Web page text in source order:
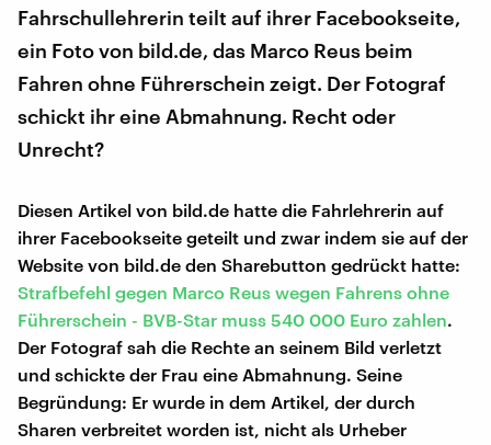
Fahrschullehrerin teilt auf ihrer Facebookseite,
ein Foto von bild.de, das Marco Reus beim
Fahren ohne Führerschein zeigt. Der Fotograf
schickt ihr eine Abmahnung. Recht oder
Unrecht?
Diesen Artikel von bild.de hatte die Fahrlehrerin auf
ihrer Facebookseite geteilt und zwar indem sie auf der
Website von bild.de den Sharebutton gedrückt hatte:
Strafbefehl gegen Marco Reus wegen Fahrens ohne
Führerschein - BVB-Star muss 540 000 Euro zahlen.
Der Fotograf sah die Rechte an seinem Bild verletzt
und schickte der Frau eine Abmahnung. Seine
Begründung: Er wurde in dem Artikel, der durch
Sharen verbreitet worden ist, nicht als Urheber